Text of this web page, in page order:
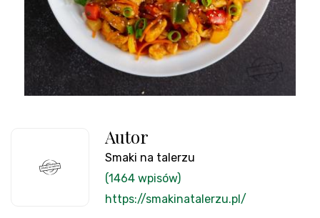
Autor
Smaki na talerzu
(1464 wpisów)
https://smakinatalerzu.pl/